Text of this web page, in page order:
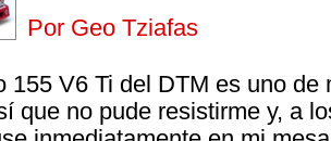
Por Geo Tziafas
155 V6 Ti del DTM es uno de
que no pude resistirme y, a